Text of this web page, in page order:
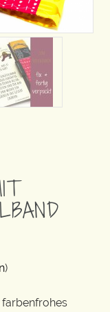
)
farbenfrohes